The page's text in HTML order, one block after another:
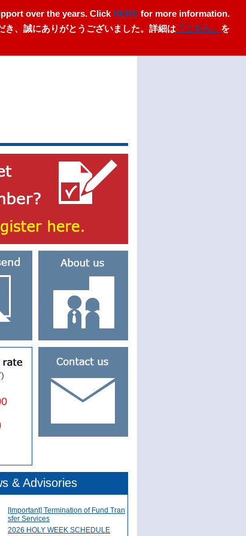
over the years. Click HEREfor more information.
、誠にありがとうございました。詳細は 「こちら」 を
& Advisories
[Important] Termination of Fund Tran
sfer Services
2026 HOLY WEEK SCHEDULE